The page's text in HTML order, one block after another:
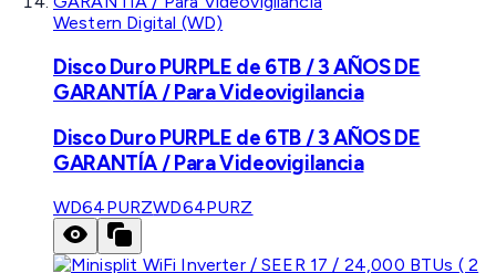
Western Digital (WD)
Disco Duro PURPLE de 6TB / 3 AÑOS DE
GARANTÍA / Para Videovigilancia
Disco Duro PURPLE de 6TB / 3 AÑOS DE
GARANTÍA / Para Videovigilancia
WD64PURZWD64PURZ